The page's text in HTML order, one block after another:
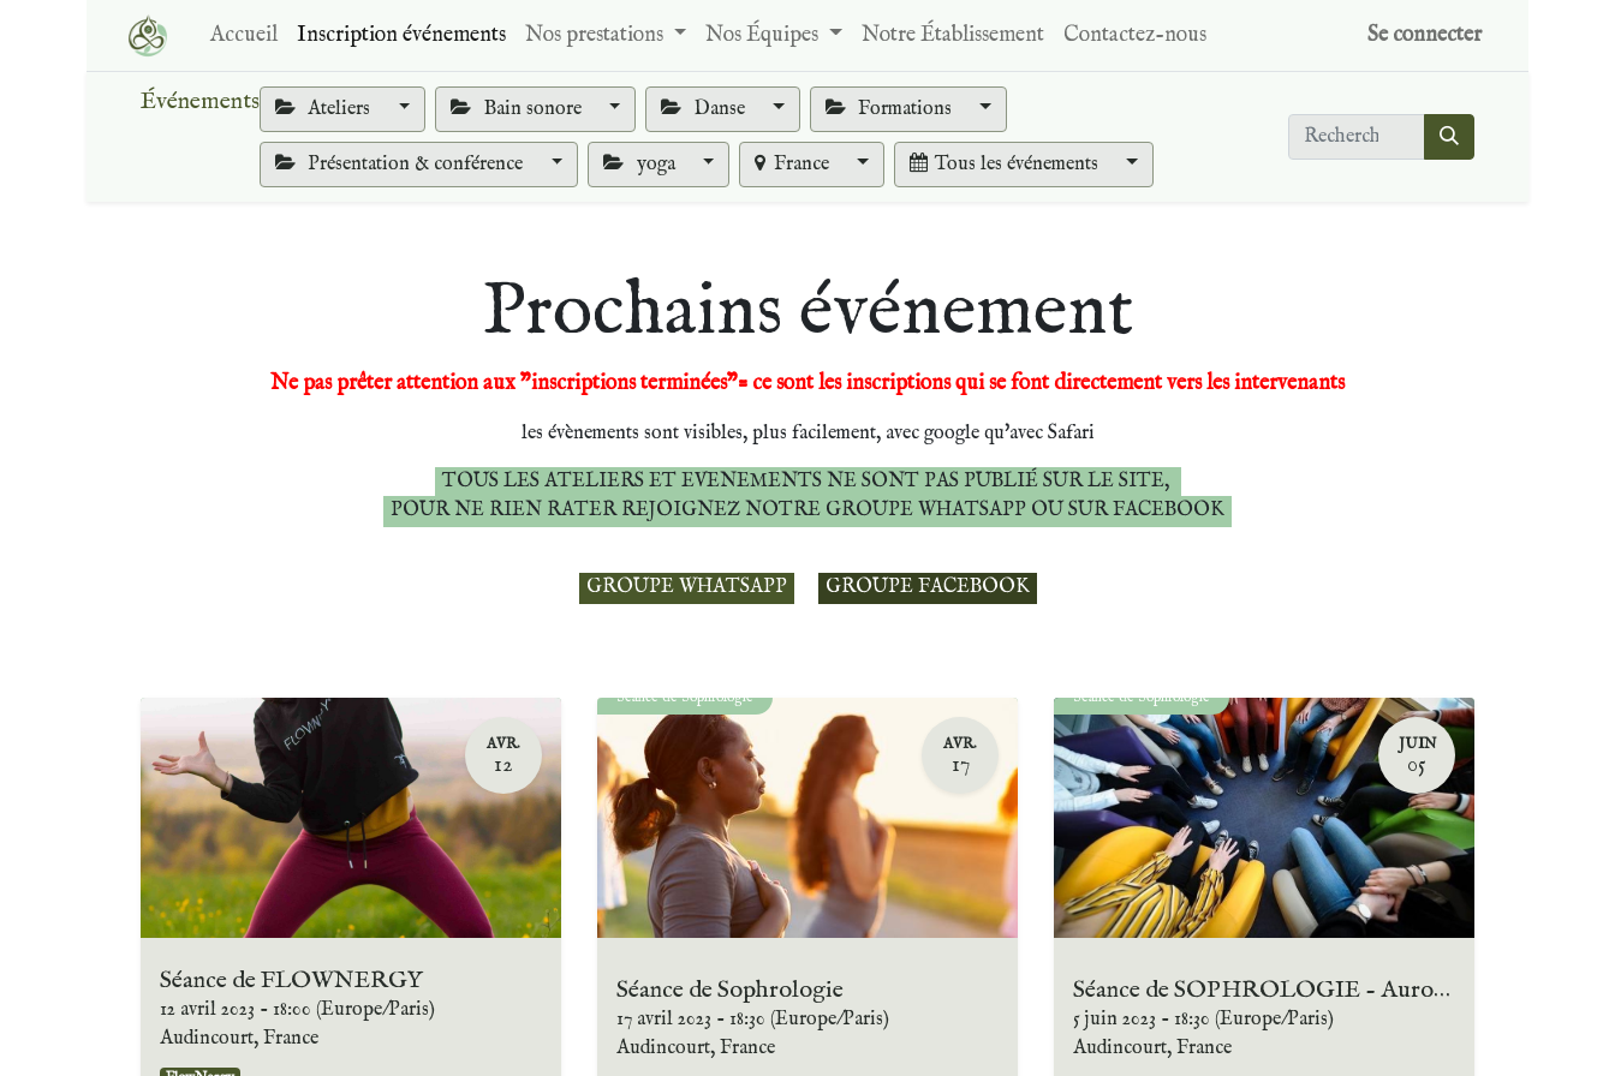
Accueil Inscription événements Nos prestations Nos Équipes Notre Établissement Contactez-nous Se connecter
Événements Ateliers Bain sonore Danse Formations
Présentation & conférence yoga France Tous les événements
Prochains événement
Ne pas prêter attention aux "inscriptions terminées"= ce sont les inscriptions qui se font directement vers les intervenants
les évènements sont visibles, plus facilement, avec google qu'avec Safari
TOUS LES ATELIERS ET EVENEMENTS NE SONT PAS PUBLIÉ SUR LE SITE,
POUR NE RIEN RATER REJOIGNEZ NOTRE GROUPE WHATSAPP OU SUR FACEBOOK
GROUPE WHATSAPP GROUPE FACEBOOK
AVR.
12
Séance de FLOWNERGY
12 avril 2023 - 18:00 (Europe/Paris)
Audincourt, France
AVR.
17
Séance de Sophrologie
Séance de Sophrologie
17 avril 2023 - 18:30 (Europe/Paris)
Audincourt, France
JUIN
05
Séance de Sophrologie
Séance de SOPHROLOGIE - Aurore Leclerc
5 juin 2023 - 18:30 (Europe/Paris)
Audincourt, France